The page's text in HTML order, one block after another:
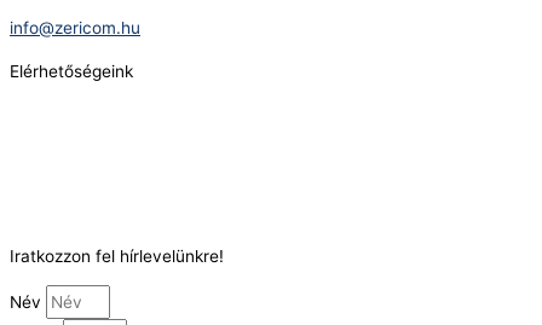
info@zericom.hu
Elérhetőségeink
Iratkozzon fel hírlevelünkre!
Név